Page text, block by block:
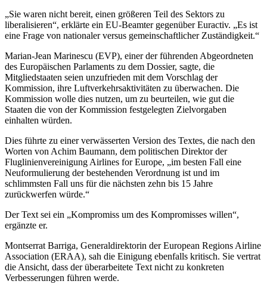
„Sie waren nicht bereit, einen größeren Teil des Sektors zu
liberalisieren“, erklärte ein EU-Beamter gegenüber Euractiv. „Es ist
eine Frage von nationaler versus gemeinschaftlicher Zuständigkeit.“
Marian-Jean Marinescu (EVP), einer der führenden Abgeordneten
des Europäischen Parlaments zu dem Dossier, sagte, die
Mitgliedstaaten seien unzufrieden mit dem Vorschlag der
Kommission, ihre Luftverkehrsaktivitäten zu überwachen. Die
Kommission wolle dies nutzen, um zu beurteilen, wie gut die
Staaten die von der Kommission festgelegten Zielvorgaben
einhalten würden.
Dies führte zu einer verwässerten Version des Textes, die nach den
Worten von Achim Baumann, dem politischen Direktor der
Fluglinienvereinigung Airlines for Europe, „im besten Fall eine
Neuformulierung der bestehenden Verordnung ist und im
schlimmsten Fall uns für die nächsten zehn bis 15 Jahre
zurückwerfen würde.“
Der Text sei ein „Kompromiss um des Kompromisses willen“,
ergänzte er.
Montserrat Barriga, Generaldirektorin der European Regions Airline
Association (ERAA), sah die Einigung ebenfalls kritisch. Sie vertrat
die Ansicht, dass der überarbeitete Text nicht zu konkreten
Verbesserungen führen werde.